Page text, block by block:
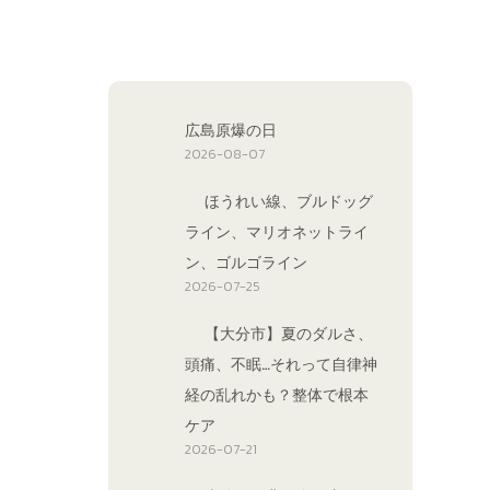
広島原爆の日
2026-08-07
ほうれい線、ブルドッグ
ライン、マリオネットライ
ン、ゴルゴライン
2026-07-25
【大分市】夏のダルさ、
頭痛、不眠…それって自律神
経の乱れかも？整体で根本
ケア
2026-07-21